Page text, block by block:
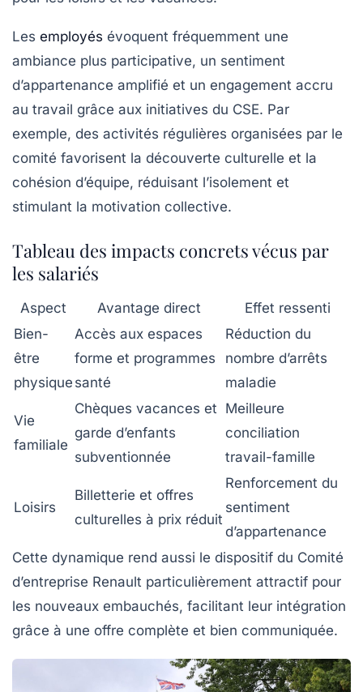
Les employés évoquent fréquemment une
ambiance plus participative, un sentiment
d’appartenance amplifié et un engagement accru
au travail grâce aux initiatives du CSE. Par
exemple, des activités régulières organisées par le
comité favorisent la découverte culturelle et la
cohésion d’équipe, réduisant l’isolement et
stimulant la motivation collective.
Tableau des impacts concrets vécus par
les salariés
Aspect Avantage direct
Effet ressenti
Bien-
être
physique
Accès aux espaces
forme et programmes
santé
Réduction du
nombre d’arrêts
maladie
Vie
familiale
Chèques vacances et
garde d’enfants
subventionnée
Meilleure
conciliation
travail-famille
Loisirs
Billetterie et offres
culturelles à prix réduit
Renforcement du
sentiment
d’appartenance
Cette dynamique rend aussi le dispositif du Comité
d’entreprise Renault particulièrement attractif pour
les nouveaux embauchés, facilitant leur intégration
grâce à une offre complète et bien communiquée.